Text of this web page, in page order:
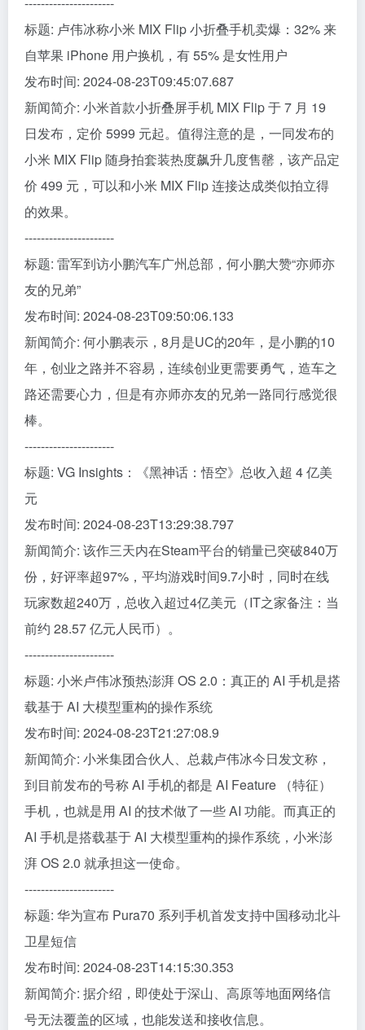
标题: 卢伟冰称小米 MIX Flip 小折叠手机卖爆：32% 来
自苹果 iPhone 用户换机，有 55% 是女性用户
发布时间: 2024-08-23T09:45:07.687
新闻简介: 小米首款小折叠屏手机 MIX Flip 于 7 月 19
日发布，定价 5999 元起。值得注意的是，一同发布的
小米 MIX Flip 随身拍套装热度飙升几度售罄，该产品定
价 499 元，可以和小米 MIX Flip 连接达成类似拍立得
的效果。
----------------------
标题: 雷军到访小鹏汽车广州总部，何小鹏大赞“亦师亦
友的兄弟”
发布时间: 2024-08-23T09:50:06.133
新闻简介: 何小鹏表示，8月是UC的20年，是小鹏的10
年，创业之路并不容易，连续创业更需要勇气，造车之
路还需要心力，但是有亦师亦友的兄弟一路同行感觉很
棒。
----------------------
标题: VG Insights：《黑神话：悟空》总收入超 4 亿美
元
发布时间: 2024-08-23T13:29:38.797
新闻简介: 该作三天内在Steam平台的销量已突破840万
份，好评率超97%，平均游戏时间9.7小时，同时在线
玩家数超240万，总收入超过4亿美元（IT之家备注：当
前约 28.57 亿元人民币）。
----------------------
标题: 小米卢伟冰预热澎湃 OS 2.0：真正的 AI 手机是搭
载基于 AI 大模型重构的操作系统
发布时间: 2024-08-23T21:27:08.9
新闻简介: 小米集团合伙人、总裁卢伟冰今日发文称，
到目前发布的号称 AI 手机的都是 AI Feature （特征）
手机，也就是用 AI 的技术做了一些 AI 功能。而真正的
AI 手机是搭载基于 AI 大模型重构的操作系统，小米澎
湃 OS 2.0 就承担这一使命。
----------------------
标题: 华为宣布 Pura70 系列手机首发支持中国移动北斗
卫星短信
发布时间: 2024-08-23T14:15:30.353
新闻简介: 据介绍，即使处于深山、高原等地面网络信
号无法覆盖的区域，也能发送和接收信息。